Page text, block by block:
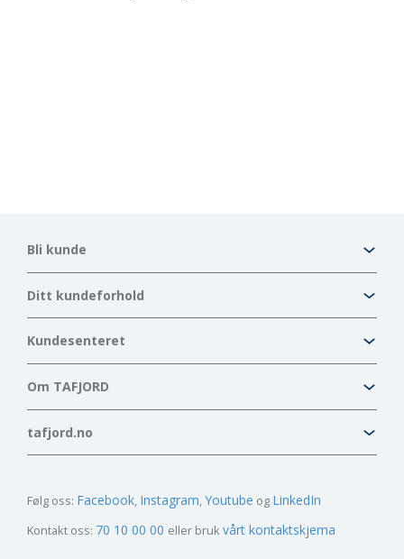
Bli kunde
Ditt kundeforhold
Kundesenteret
Om TAFJORD
tafjord.no
Følg oss: Facebook Instagram Youtube LinkedIn
Kontakt oss: 70 10 00 00 eller bruk vårt kontaktskjema